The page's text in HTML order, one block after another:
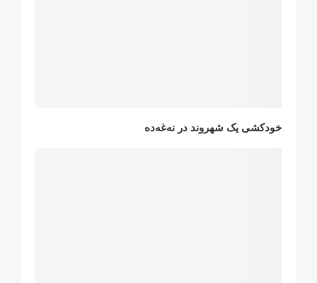
خودکشی یک شهروند در نەغەدە